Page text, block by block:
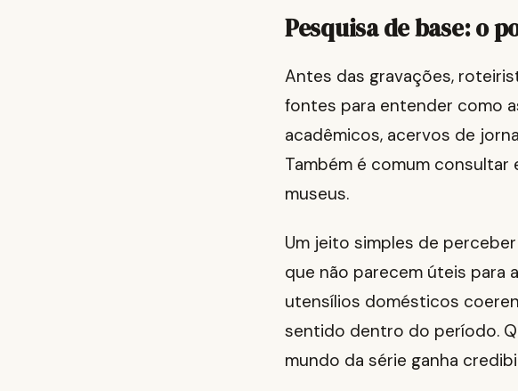
Pesquisa de base: o
Antes das gravações,
fontes para entender como
acadêmicos, acervos de
Também é comum
museus.
Um jeito simples de
que não parecem úteis para
utensílios domésticos
sentido dentro do período.
mundo da série ganha